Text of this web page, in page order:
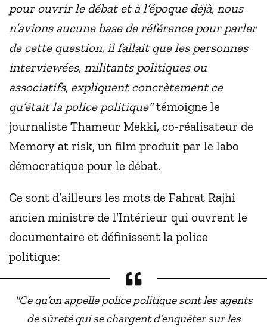
pour ouvrir le débat et à l’époque déjà, nous
n’avions aucune base de référence pour parler
de cette question, il fallait que les personnes
interviewées, militants politiques ou
associatifs, expliquent concrètement ce
qu’était la police politique”témoigne le
journaliste Thameur Mekki, co-réalisateur de
Memory at risk, un film produit par le labo
démocratique pour le débat.
Ce sont d’ailleurs les mots de Fahrat Rajhi
ancien ministre de l’Intérieur qui ouvrent le
documentaire et définissent la police
politique:
"Ce qu’on appelle police politique sont les agents
de sûreté qui se chargent d’enquêter sur les